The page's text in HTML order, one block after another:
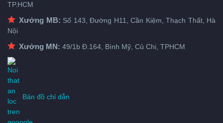
TP.HCM
Xưởng MB: Số 143, Đường H11, Cần Kiệm, Thạch Thất, Hà
Nội
Xưởng MN: 49/1b Đ.164, Bình Mỹ, Củ Chi, TPHCM
Bản đồ chỉ dẫn